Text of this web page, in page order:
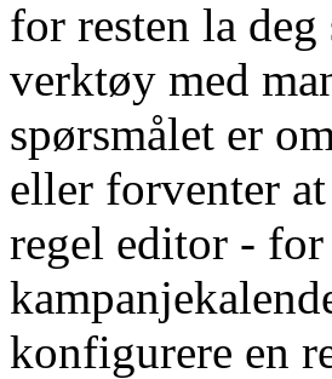
for resten la
verktøy med
spørsmålet er
eller forventer
regel editor -
konfigurere en